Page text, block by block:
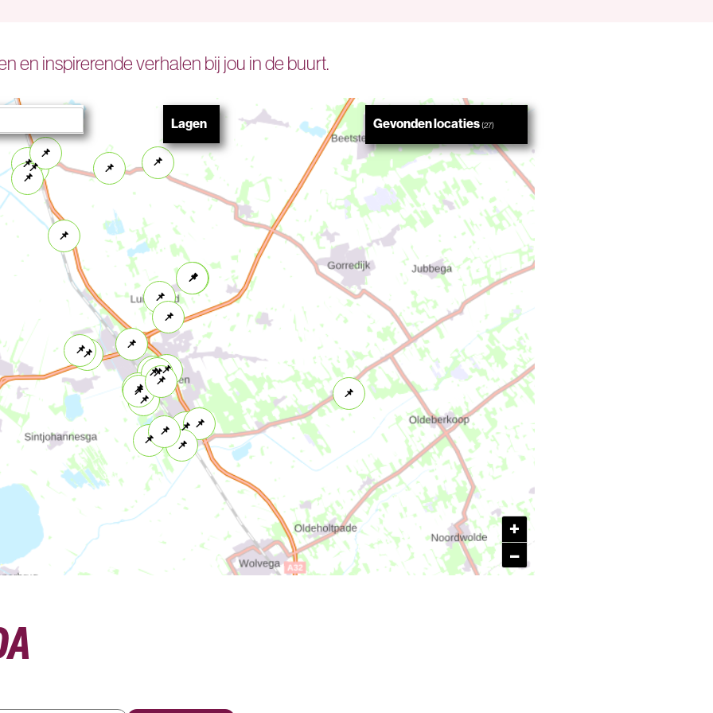
en inspirerende verhalen bij jou in de buurt.
Lagen
kunt
hier
kaartlagen
in- of
uitschakelen.
Evenement
Project
Gevonden locaties(27)
Repair Café Heerenveen
Kettingkledingtas / The Clothing Loop
Kringloop voordeel Heerenveen
Kringloopwinkel De Lege Knip
Zonnepark Zandwinplas Oudehaske 2
Babykleding Bieb
Werkgroep Duurzaamheid Nieuweschoot
Energiecoöperatie Buitengewoon Duurzaam
Zonnepark Zandwinplas Oudehaske I
Zonnepark Omweg (Leeuwarderstraatweg)
Wijkuitvoeringsplan Aldeboarn 'eigen baas oer
enerzjy'
+
–